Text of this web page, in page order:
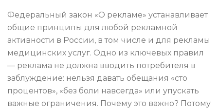
Федеральный закон «О рекламе» устанавливает
общие принципы для любой рекламной
активности в России, в том числе и для рекламы
медицинских услуг. Одно из ключевых правил
— реклама не должна вводить потребителя в
заблуждение: нельзя давать обещания «сто
процентов», «без боли навсегда» или упускать
важные ограничения. Почему это важно? Потому